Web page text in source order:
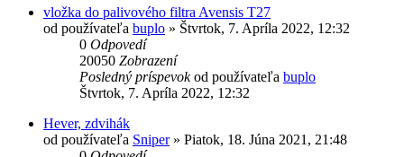
vložka do palivového filtra Avensis T27
od používateľa buplo » Štvrtok, 7. Apríla 2022, 12:32
0 Odpovedí
20050 Zobrazení
Posledný príspevokod používateľa buplo
Štvrtok, 7. Apríla 2022, 12:32
Hever, zdvihák
od používateľa Sniper» Piatok, 18. Júna 2021, 21:48